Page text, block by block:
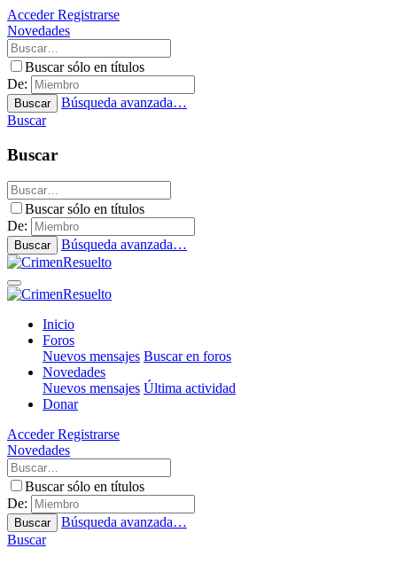
Acceder Registrarse
Novedades
Buscar sólo en títulos
De:
Buscar
Búsqueda avanzada…
Buscar
Buscar
Buscar sólo en títulos
De:
Buscar Búsqueda avanzada…
Inicio
Foros
Nuevos mensajes Buscar en foros
Novedades
Nuevos mensajes Última actividad
Donar
Acceder Registrarse
Novedades
Buscar sólo en títulos
De:
Buscar
Búsqueda avanzada…
Buscar